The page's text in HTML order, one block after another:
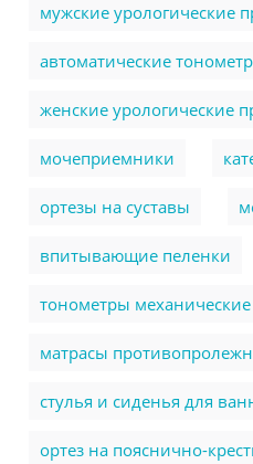
мужские урологические
автоматические
женские урологические
мочеприемники
ортезы на суставы
впитывающие пеленки
тонометры механические
матрасы
стулья и сиденья для
ортез на пояснично-